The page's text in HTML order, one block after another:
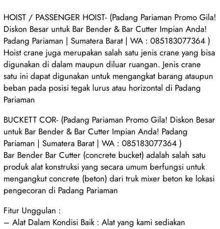
HOIST / PASSENGER HOIST- (Padang Pariaman Promo Gila!
Diskon Besar untuk Bar Bender & Bar Cutter Impian Anda!
Padang Pariaman | Sumatera Barat | WA : 085183077364 )
Hoist crane juga merupakan salah satu jenis crane yang bisa
digunakan di dalam maupun diluar ruangan. Jenis crane
satu ini dapat digunakan untuk mengangkat barang ataupun
beban pada posisi tegak lurus atau horizontal di Padang
Pariaman
BUCKETT COR- (Padang Pariaman Promo Gila! Diskon Besar
untuk Bar Bender & Bar Cutter Impian Anda! Padang
Pariaman | Sumatera Barat | WA : 085183077364 )
Bar Bender Bar Cutter (concrete bucket) adalah salah satu
produk alat konstruksi yang secara umum berfungsi untuk
mengangkut concrete (beton) dari truk mixer beton ke lokasi
pengecoran di Padang Pariaman
Fitur Unggulan :
– Alat Dalam Kondisi Baik : Alat yang kami sediakan